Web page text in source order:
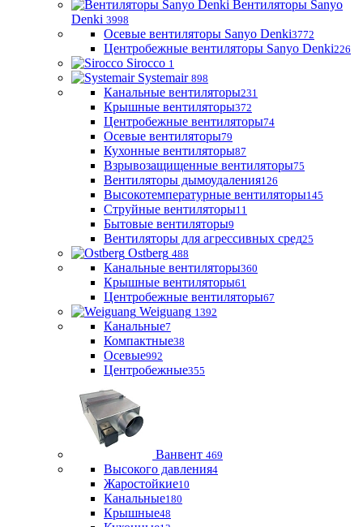
Вентиляторы Sanyo
Denki 3998
Осевые вентиляторы Sanyo Denki3772
Центробежные вентиляторы Sanyo Denki226
Sirocco 1
Systemair 898
Канальные вентиляторы231
Крышные вентиляторы372
Центробежные вентиляторы74
Осевые вентиляторы79
Кухонные вентиляторы87
Взрывозащищенные вентиляторы75
Вентиляторы дымоудаления126
Высокотемпературные вентиляторы145
Струйные вентиляторы11
Бытовые вентиляторы9
Вентиляторы для агрессивных сред25
Ostberg 488
Канальные вентиляторы360
Крышные вентиляторы61
Центробежные вентиляторы67
Weiguang 1392
Канальные7
Компактные38
Осевые992
Центробежные355
Ванвент 469
Высокого давления4
Жаростойкие10
Канальные180
Крышные48